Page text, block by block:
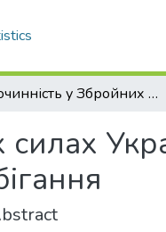
Злочинність у Збройних силах України : кримінологічна характеристика та запобігання